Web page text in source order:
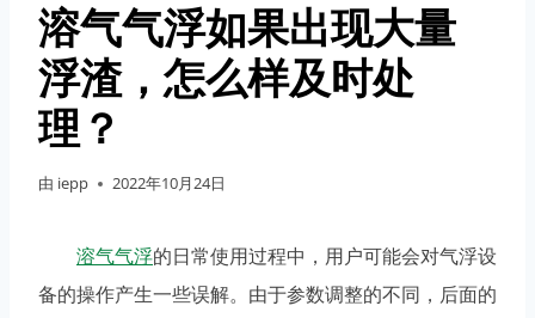
溶气气浮如果出现大量
浮渣，怎么样及时处
理？
由 iepp 2022年10月24日
溶气气浮的日常使用过程中，用户可能会对气浮设
备的操作产生一些误解。由于参数调整的不同，后面的